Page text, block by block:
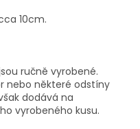
10cm.
ručně vyrobené.
nebo některé odstíny
dodává na
vyrobeného kusu.